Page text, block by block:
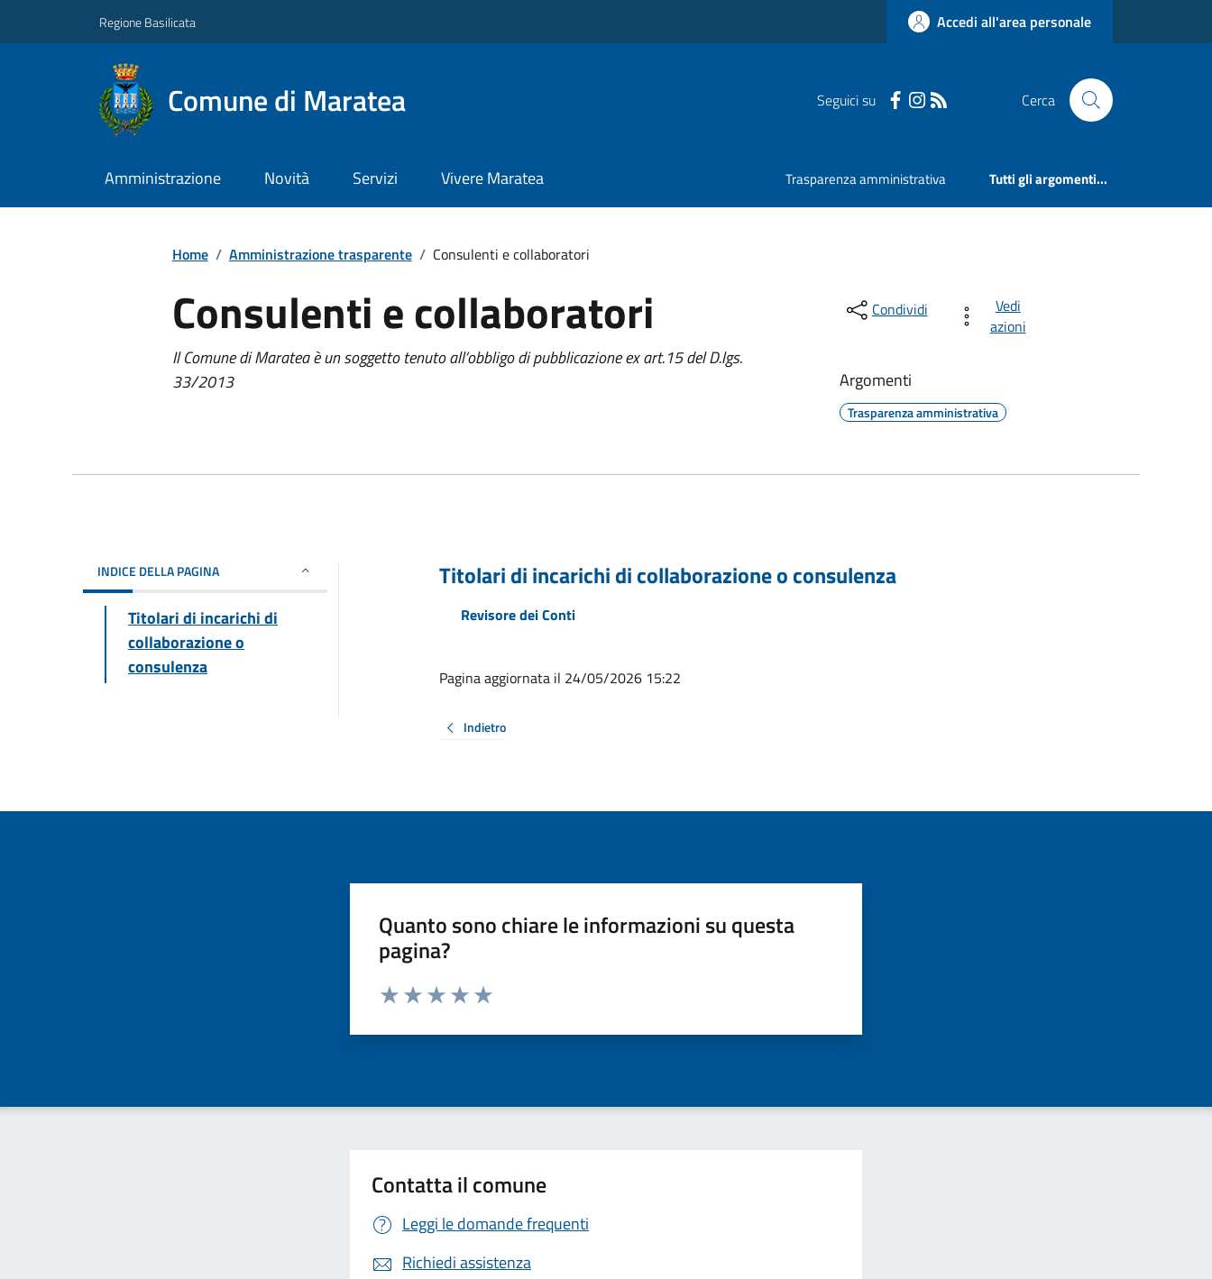
Regione Basilicata Accedi all'area personale
Comune di Maratea Seguici su Cerca
Amministrazione Novità Servizi Vivere Maratea Trasparenza amministrativa Tutti gli argomenti...
Home / Amministrazione trasparente / Consulenti e collaboratori
Consulenti e collaboratori
Il Comune di Maratea è un soggetto tenuto all’obbligo di pubblicazione ex art.15 del D.lgs.
33/2013
Condividi
Vedi
azioni
Argomenti
Trasparenza amministrativa
INDICE DELLA PAGINA
Titolari di incarichi di
collaborazione o
consulenza
Titolari di incarichi di collaborazione o consulenza
Revisore dei Conti
Pagina aggiornata il 24/05/2026 15:22
Indietro
Quanto sono chiare le informazioni su questa
pagina?
Valuta da 1 a 5 stelle la pagina
Contatta il comune
Leggi le domande frequenti
Richiedi assistenza